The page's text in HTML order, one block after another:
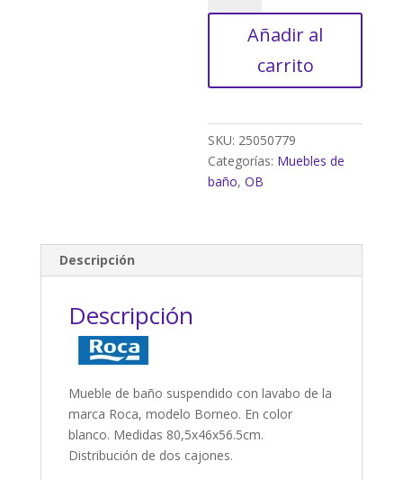
BAÑO
80.5X46CM
cantidad
Añadir al
carrito
SKU: 25050779
Categorías: Muebles de
baño,OB
Descripción
Descripción
Mueble de baño suspendido con lavabo de la
marca Roca, modelo Borneo. En color
blanco. Medidas 80,5x46x56.5cm.
Distribución de dos cajones.